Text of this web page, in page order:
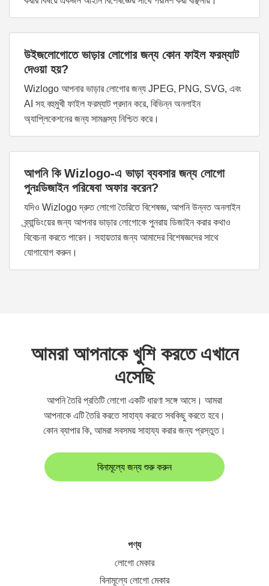
উইজলোগোতে ভাড়ার লোগোর জন্য কোন ফাইল ফরম্যাট
দেওয়া হয়?
Wizlogo আপনার ভাড়ার লোগোর জন্য JPEG, PNG, SVG, এবং
AI সহ বহুমুখী ফাইল ফরম্যাট প্রদান করে, বিভিন্ন অনলাইন
অ্যাপ্লিকেশনের জন্য সামঞ্জস্য নিশ্চিত করে।
আপনি কি Wizlogo-এ ভাড়া ব্যবসার জন্য লোগো
পুনঃডিজাইন পরিষেবা অফার করেন?
যদিও Wizlogo দ্রুত লোগো তৈরিতে বিশেষজ্ঞ, আপনি উন্নত অনলাইন
ব্র্যান্ডিংয়ের জন্য আপনার ভাড়ার লোগোকে পুনরায় ডিজাইন করার কথাও
বিবেচনা করতে পারেন। সহায়তার জন্য আমাদের বিশেষজ্ঞদের সাথে
যোগাযোগ করুন।
আমরা আপনাকে খুশি করতে এখানে
এসেছি
আপনি তৈরি প্রতিটি লোগো একটি ধারণা সঙ্গে আসে। আমরা
আপনাকে এটি তৈরি করতে সাহায্য করতে সবকিছু করতে হবে।
কোন ব্যাপার কি, আমরা সবসময় সাহায্য করার জন্য প্রস্তুত।
বিনামূল্যে জন্য শুরু করুন
পণ্য
লোগো মেকার
বিনামূল্যে লোগো মেকার